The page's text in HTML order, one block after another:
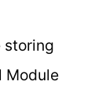
storing
Module